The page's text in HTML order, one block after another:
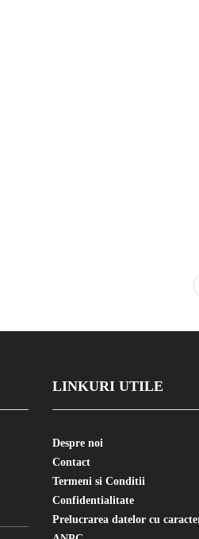
LINKURI UTILE
Despre noi
Contact
Termeni si Conditii
Confidentialitate
Prelucrarea datelor cu